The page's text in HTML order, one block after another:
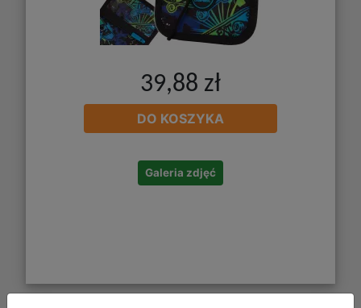
39,88 zł
DO KOSZYKA
Galeria zdjęć